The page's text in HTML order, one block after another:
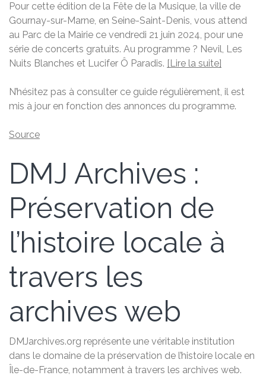
Pour cette édition de la Fête de la Musique, la ville de
Gournay-sur-Marne, en Seine-Saint-Denis, vous attend
au Parc de la Mairie ce vendredi 21 juin 2024, pour une
série de concerts gratuits. Au programme ? Nevil, Les
Nuits Blanches et Lucifer Ô Paradis. [Lire la suite]
N’hésitez pas à consulter ce guide régulièrement, il est
mis à jour en fonction des annonces du programme.
Source
DMJ Archives :
Préservation de
l’histoire locale à
travers les
archives web
DMJarchives.org représente une véritable institution
dans le domaine de la préservation de l’histoire locale en
Île-de-France, notamment à travers les archives web.